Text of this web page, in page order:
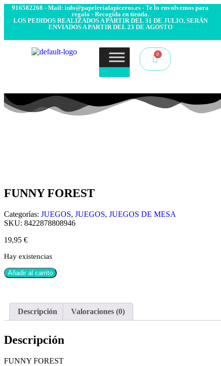
916582268 - Mail: info@papelerialapiceros.es - Te lo envolvemos para
regalo - Recogida en tienda.
LOS PEDIDOS REALIZADOS A PARTIR DEL 31 DE JULIO, SERÁN
ENVIADOS A PARTIR DEL 23 DE AGOSTO
FUNNY FOREST
Categorías: JUEGOS, JUEGOS, JUEGOS DE MESA
SKU: 8422878808946
19,95 €
Hay existencias
Añadir al carrito
Descripción Valoraciones (0)
Descripción
FUNNY FOREST